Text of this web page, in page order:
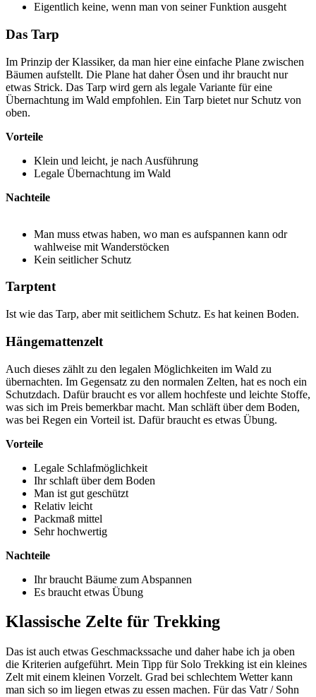
Eigentlich keine, wenn man von seiner Funktion ausgeht
Das Tarp
Im Prinzip der Klassiker, da man hier eine einfache Plane zwischen
Bäumen aufstellt. Die Plane hat daher Ösen und ihr braucht nur
etwas Strick. Das Tarp wird gern als legale Variante für eine
Übernachtung im Wald empfohlen. Ein Tarp bietet nur Schutz von
oben.
Vorteile
Klein und leicht, je nach Ausführung
Legale Übernachtung im Wald
Nachteile
Man muss etwas haben, wo man es aufspannen kann odr
wahlweise mit Wanderstöcken
Kein seitlicher Schutz
Tarptent
Ist wie das Tarp, aber mit seitlichem Schutz. Es hat keinen Boden.
Hängemattenzelt
Auch dieses zählt zu den legalen Möglichkeiten im Wald zu
übernachten. Im Gegensatz zu den normalen Zelten, hat es noch ein
Schutzdach. Dafür braucht es vor allem hochfeste und leichte Stoffe,
was sich im Preis bemerkbar macht. Man schläft über dem Boden,
was bei Regen ein Vorteil ist. Dafür braucht es etwas Übung.
Vorteile
Legale Schlafmöglichkeit
Ihr schlaft über dem Boden
Man ist gut geschützt
Relativ leicht
Packmaß mittel
Sehr hochwertig
Nachteile
Ihr braucht Bäume zum Abspannen
Es braucht etwas Übung
Klassische Zelte für Trekking
Das ist auch etwas Geschmackssache und daher habe ich ja oben
die Kriterien aufgeführt. Mein Tipp für Solo Trekking ist ein kleines
Zelt mit einem kleinen Vorzelt. Grad bei schlechtem Wetter kann
man sich so im liegen etwas zu essen machen. Für das Vatr / Sohn